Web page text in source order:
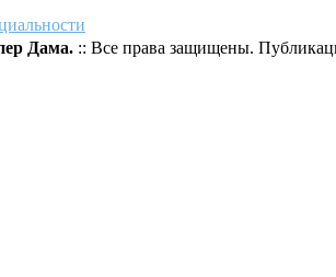
Дама. :: Все права защищены.